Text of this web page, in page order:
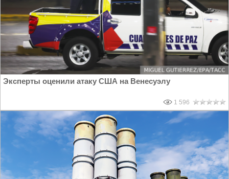
Эксперты оценили атаку США на Венесуэлу
1 596